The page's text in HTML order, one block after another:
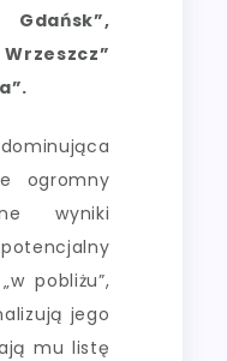
ogromny
wyniki
pobliżu”,
jego
mu listę